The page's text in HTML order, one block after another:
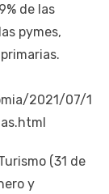
de las
pymes,
2021/07/1
(31 de
y